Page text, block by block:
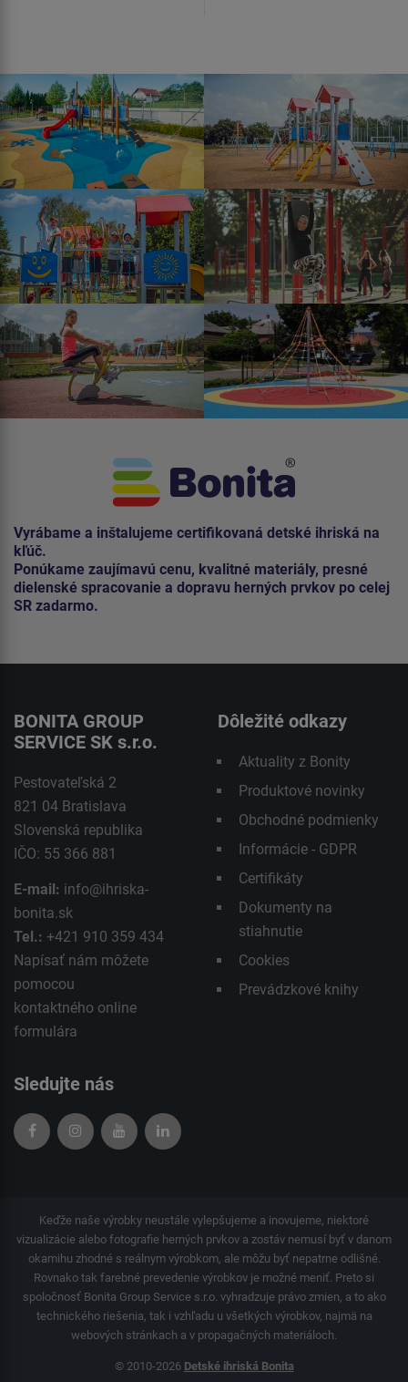
Vyrábame a inštalujeme certifikovaná detské ihriská na
kľúč.
Ponúkame zaujímavú cenu, kvalitné materiály, presné
dielenské spracovanie a dopravu herných prvkov po celej
SR zadarmo.
BONITA GROUP
SERVICE SK s.r.o.
Pestovateľská 2
821 04 Bratislava
Slovenská republika
IČO: 55 366 881
E-mail: info@ihriska-
bonita.sk
Tel.: +421 910 359 434
Napísať nám môžete
pomocou
kontaktného online
formulára
Dôležité odkazy
Aktuality z Bonity
Produktové novinky
Obchodné podmienky
Informácie - GDPR
Certifikáty
Dokumenty na
stiahnutie
Cookies
Prevádzkové knihy
Sledujte nás
Keďže naše výrobky neustále vylepšujeme a inovujeme, niektoré
vizualizácie alebo fotografie herných prvkov a zostáv nemusí byť v danom
okamihu zhodné s reálnym výrobkom, ale môžu byť nepatrne odlišné.
Rovnako tak farebné prevedenie výrobkov je možné meniť. Preto si
spoločnosť Bonita Group Service s.r.o. vyhradzuje právo zmien, a to ako
technického riešenia, tak i vzhľadu u všetkých výrobkov, najmä na
webových stránkach a v propagačných materiáloch.
© 2010-2026 Detské ihriská Bonita